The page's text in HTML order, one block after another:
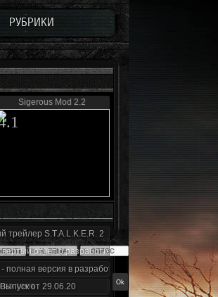
РУБРИКИ
Sigerous Mod 2.2
S.T.A.L.K.E.R. 2
отчет о разработке!
полная версия в разработке!
от 29.06.20